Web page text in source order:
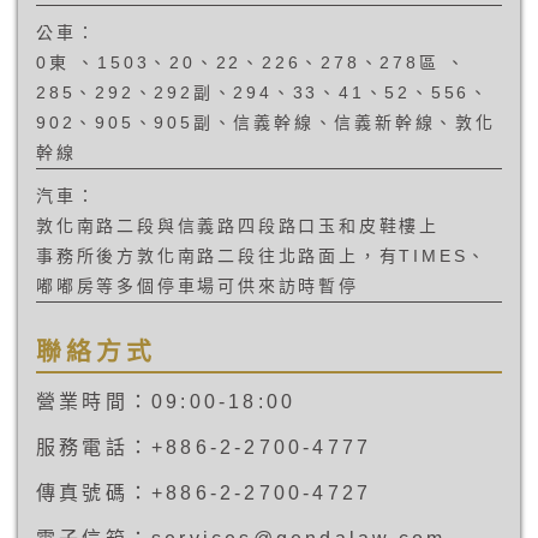
公車：
0東 、1503、20、22、226、278、278區 、
285、292、292副、294、33、41、52、556、
902、905、905副、信義幹線、信義新幹線、敦化
幹線
汽車：
敦化南路二段與信義路四段路口玉和皮鞋樓上
事務所後方敦化南路二段往北路面上，有TIMES、
嘟嘟房等多個停車場可供來訪時暫停
聯絡方式
營業時間：09:00-18:00
服務電話：+886-2-2700-4777
傳真號碼：+886-2-2700-4727